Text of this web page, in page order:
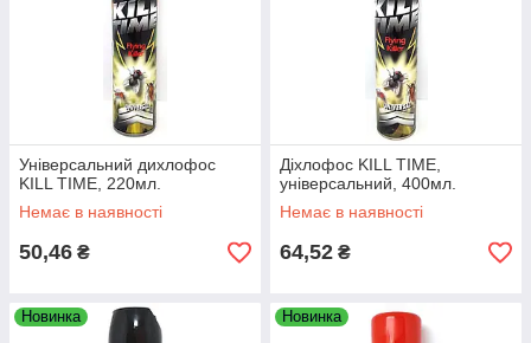
Універсальний дихлофос
KILL TIME, 220мл.
Немає в наявності
50,46 ₴
Діхлофос KILL TIME,
універсальний, 400мл.
Немає в наявності
64,52 ₴
Новинка Новинка